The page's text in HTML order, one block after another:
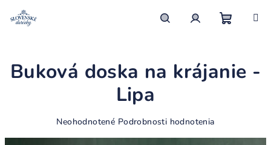
košík
Buková doska na krájanie -
Lipa
Priemerné
Neohodnotené Podrobnosti hodnotenia